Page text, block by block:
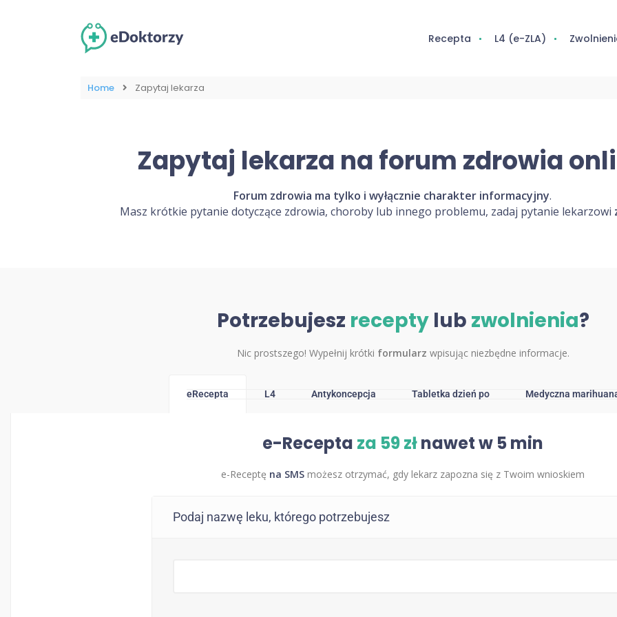
Recepta L4 (e-ZLA)
Home Zapytaj lekarza
Zapytaj lekarza na forum zdrowia
Forum zdrowia ma tylko i wyłącznie charakter informacyjny.
Masz krótkie pytanie dotyczące zdrowia, choroby lub innego problemu, zadaj pytanie lekarzowi
Potrzebujesz receptylub zwolnienia?
Nic prostszego! Wypełnij krótki formularz wpisując niezbędne informacje.
eRecepta L4 Antykoncepcja Tabletka dzień po Medyczna
e-Recepta za 59 złnawet w 5 min
e-Receptę na SMS możesz otrzymać, gdy lekarz zapozna się z Twoim wnioskiem
Podaj nazwę leku, którego potrzebujesz